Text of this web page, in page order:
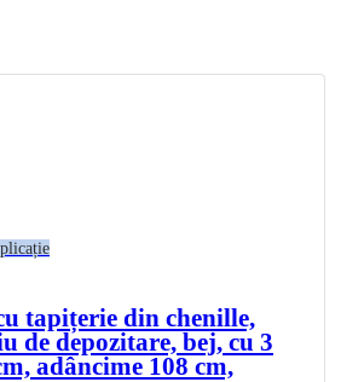
tapițerie din chenille,
de depozitare, bej, cu 3
adâncime 108 cm,